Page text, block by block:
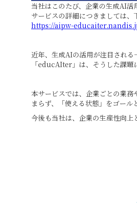
当社はこのたび、企業の生成AI
サービスの詳細につきましては、
https://aipw-
近年、生成AIの活用が注目される
「educAIter」は、そうした課題
本サービスでは、企業ごとの業
まらず、「使える状態」をゴール
今後も当社は、企業の生産性向上